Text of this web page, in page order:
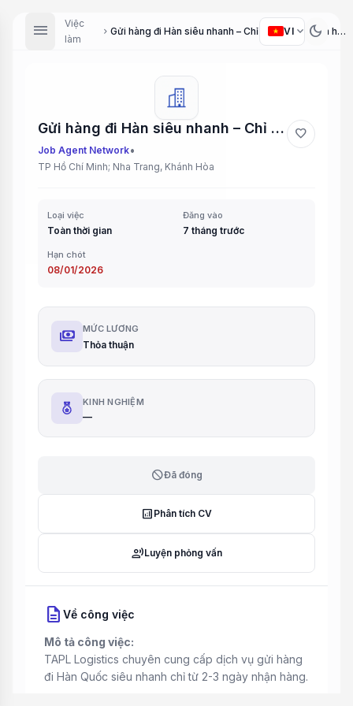
menu
Việc
làm
chevron_right Gửi hàng đi Hàn siêu nhanh – Chỉ 2~3 ngày nhận hàng! AN TOÀN – NHANH CHÓNG – GIÁ TỐT NHẤT! Bạn có
VI expand_more dark_mode
Gửi hàng đi Hàn siêu nhanh – Chỉ 2~3 ngày nhận hàng! AN TOÀN – NHANH CHÓNG – GIÁ TỐT NHẤT! Bạn có
Job Agent Network•
TP Hồ Chí Minh; Nha Trang, Khánh Hòa
favorite
Loại việc
Toàn thời gian
Đăng vào
7 tháng trước
Hạn chót
08/01/2026
payments MỨC LƯƠNG
Thỏa thuận
KINH NGHIỆM
—
blockĐã đóng
analytics Phân tích CV
record_voice_overLuyện phỏng vấn
description Về công việc
Mô tả công việc:
TAPL Logistics chuyên cung cấp dịch vụ gửi hàng
đi Hàn Quốc siêu nhanh chỉ từ 2-3 ngày nhận hàng.